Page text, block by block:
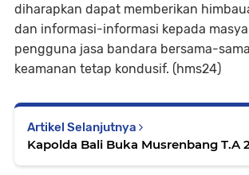
diharapkan dapat memberikan
dan informasi-informasi kepada
pengguna jasa bandara bersama-
keamanan tetap kondusif. (hms24)
Artikel Selanjutnya
Kapolda Bali Buka Musrenbang T.A